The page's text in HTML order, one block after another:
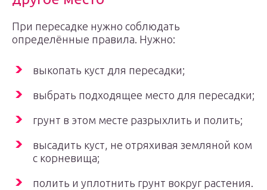
При пересадке нужно соблюдать
определённые правила. Нужно:
выкопать куст для пересадки;
выбрать подходящее место для пересадки;
грунт в этом месте разрыхлить и полить;
высадить куст, не отряхивая земляной ком
с корневища;
полить и уплотнить грунт вокруг растения.